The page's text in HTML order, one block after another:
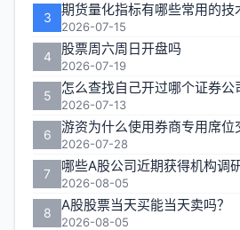
3 期货量化指标有哪些常用的技
2026-07-15
4 股票周六周日开盘吗
2026-07-19
5 怎么查找自己开过哪个证券公
2026-07-13
6 游资为什么使用券商专用席位
2026-07-28
7 哪些A股公司近期获得机构调
2026-08-05
8 A股股票当天买能当天卖吗？
2026-08-05